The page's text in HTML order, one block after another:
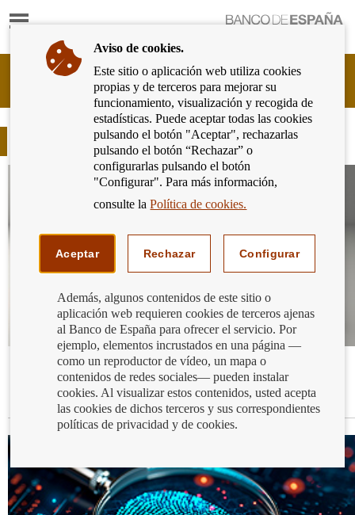
Mostrar
Ir
página
de
inicio
del
Banco
de
España
Cliente
Bancario
Banco
España
Eurosistema,
Semana de la Administración Abierta 2024: abrimos las puertas del
Banco de España para acercarnos a la ciudadanía
04/07/2024Educación financiera -
blog
-
Aviso de cookies.
Este sitio o aplicación web utiliza cookies
propias y de terceros para mejorar su
funcionamiento, visualización y recogida de
estadísticas. Puede aceptar todas las cookies
pulsando el botón "Aceptar", rechazarlas
pulsando el botón “Rechazar” o
configurarlas pulsando el botón
"Configurar". Para más información,
consulte laPolítica de cookies.
Aceptar Rechazar Configurar
Además, algunos contenidos de este sitio o
aplicación web requieren cookies de terceros ajenas
al Banco de España para ofrecer el servicio. Por
ejemplo, elementos incrustados en una página —
como un reproductor de vídeo, un mapa o
contenidos de redes sociales— pueden instalar
cookies. Al visualizar estos contenidos, usted acepta
las cookies de dichos terceros y sus correspondientes
políticas de privacidad y de cookies.